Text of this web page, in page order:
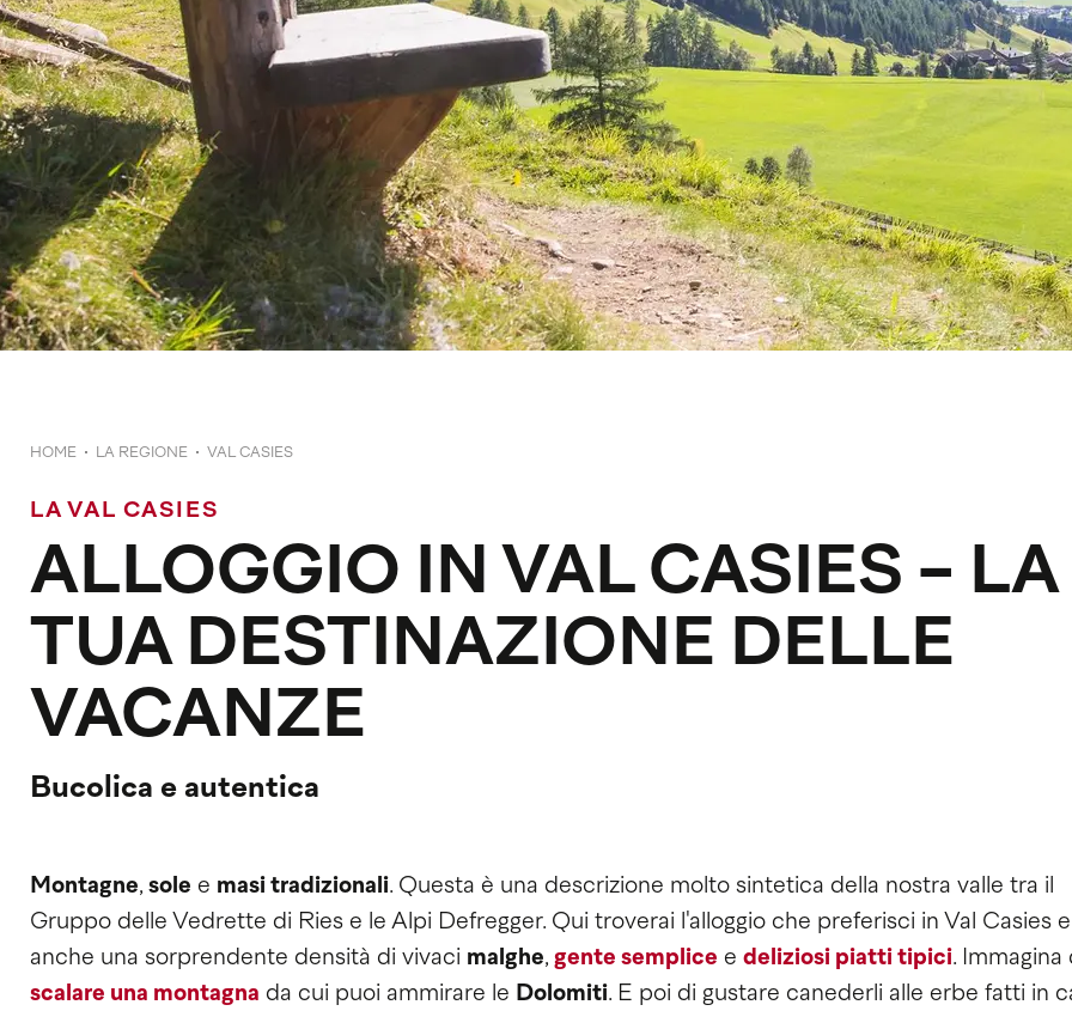
HOME LA REGIONE VAL CASIES
LA VAL CASIES
ALLOGGIO IN VAL CASIES - LA
TUA DESTINAZIONE DELLE
VACANZE
Bucolica e autentica
Montagne, sole e masi tradizionali. Questa è una descrizione molto sintetica della nostra valle tra il
Gruppo delle Vedrette di Ries e le Alpi Defregger. Qui troverai l'alloggio che preferisci in Val Casies e
anche una sorprendente densità di vivaci malghe, gente semplice e deliziosi piatti tipici. Immagina
scalare una montagna da cui puoi ammirare le Dolomiti. E poi di gustare canederli alle erbe fatti in